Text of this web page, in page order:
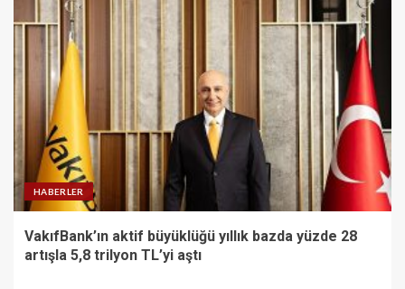
HABERLER
VakıfBank’ın aktif büyüklüğü yıllık bazda yüzde 28
artışla 5,8 trilyon TL’yi aştı